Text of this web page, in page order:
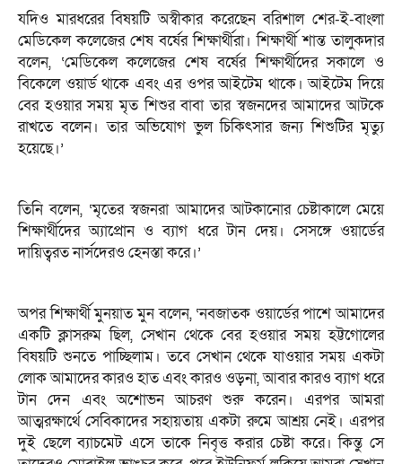
যদিও মারধরের বিষয়টি অস্বীকার করেছেন বরিশাল শের-ই-বাংলা
মেডিকেল কলেজের শেষ বর্ষের শিক্ষার্থীরা। শিক্ষার্থী শান্ত তালুকদার
বলেন, ‘মেডিকেল কলেজের শেষ বর্ষের শিক্ষার্থীদের সকালে ও
বিকেলে ওয়ার্ড থাকে এবং এর ওপর আইটেম থাকে। আইটেম দিয়ে
বের হওয়ার সময় মৃত শিশুর বাবা তার স্বজনদের আমাদের আটকে
রাখতে বলেন। তার অভিযোগ ভুল চিকিৎসার জন্য শিশুটির মৃত্যু
হয়েছে।’
তিনি বলেন, ‘মৃতের স্বজনরা আমাদের আটকানোর চেষ্টাকালে মেয়ে
শিক্ষার্থীদের অ্যাপ্রোন ও ব্যাগ ধরে টান দেয়। সেসঙ্গে ওয়ার্ডের
দায়িত্বরত নার্সদেরও হেনস্তা করে।’
অপর শিক্ষার্থী মুনয়াত মুন বলেন, ‘নবজাতক ওয়ার্ডের পাশে আমাদের
একটি ক্লাসরুম ছিল, সেখান থেকে বের হওয়ার সময় হট্টগোলের
বিষয়টি শুনতে পাচ্ছিলাম। তবে সেখান থেকে যাওয়ার সময় একটা
লোক আমাদের কারও হাত এবং কারও ওড়না, আবার কারও ব্যাগ ধরে
টান দেন এবং অশোভন আচরণ শুরু করেন। এরপর আমরা
আত্মরক্ষার্থে সেবিকাদের সহায়তায় একটা রুমে আশ্রয় নেই। এরপর
দুই ছেলে ব্যাচমেট এসে তাকে নিবৃত্ত করার চেষ্টা করে। কিন্তু সে